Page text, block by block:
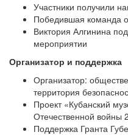
Участники получили
Победившая команда
Виктория Алгинина
мероприятии
Организатор и поддержка
Организатор:
территория
Проект «Кубанский
Отечественной войны
Поддержка Гранта